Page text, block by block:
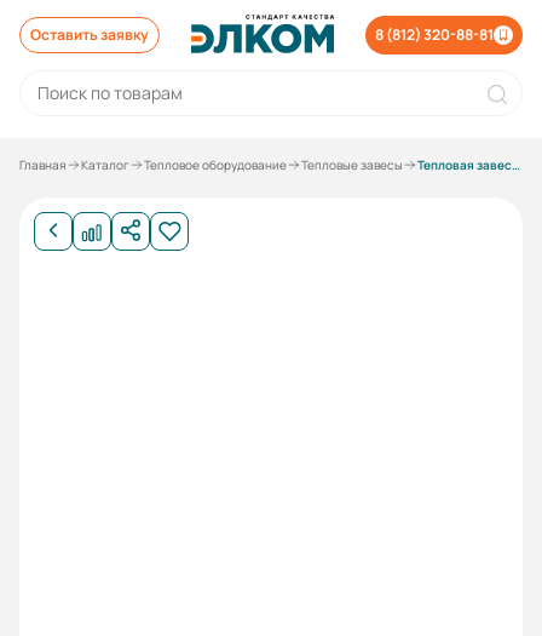
Оставить заявку 8 (812) 320-88-81
Главная Каталог Тепловое оборудование Тепловые завесы Тепловая завеса Hintek RM-0615-3D-Y